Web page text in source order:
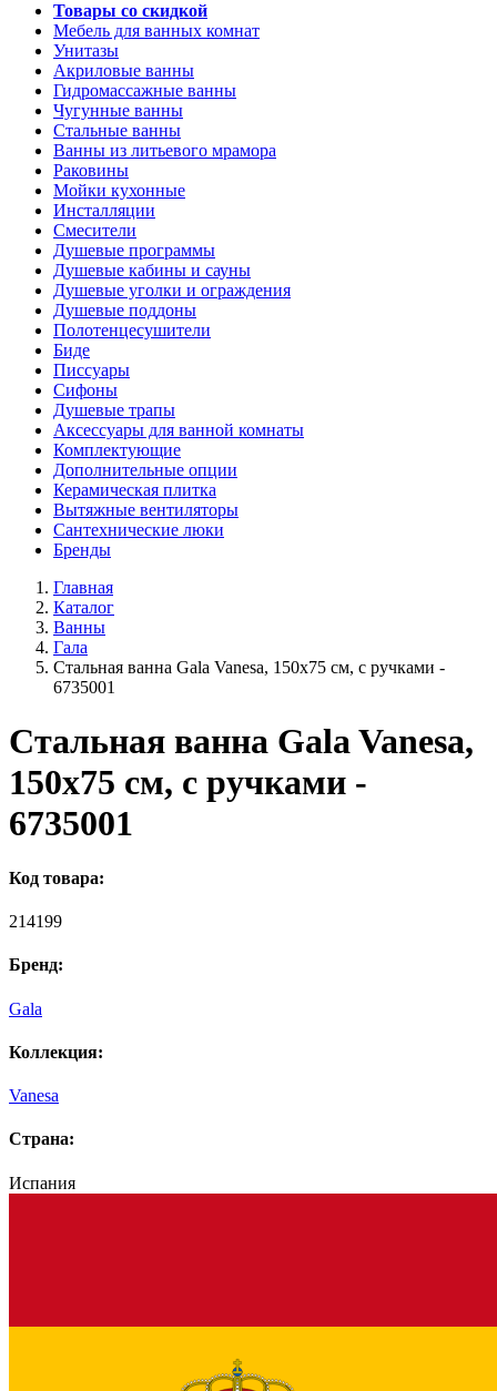
Товары со скидкой
Мебель для ванных комнат
Унитазы
Акриловые ванны
Гидромассажные ванны
Чугунные ванны
Стальные ванны
Ванны из литьевого мрамора
Раковины
Мойки кухонные
Инсталляции
Смесители
Душевые программы
Душевые кабины и сауны
Душевые уголки и ограждения
Душевые поддоны
Полотенцесушители
Биде
Писсуары
Сифоны
Душевые трапы
Аксессуары для ванной комнаты
Комплектующие
Дополнительные опции
Керамическая плитка
Вытяжные вентиляторы
Сантехнические люки
Бренды
Главная
Каталог
Ванны
Гала
Стальная ванна Gala Vanesa, 150x75 см, с ручками -
6735001
Стальная ванна Gala Vanesa,
150x75 см, с ручками -
6735001
Код товара:
214199
Бренд:
Gala
Коллекция:
Vanesa
Страна:
Испания